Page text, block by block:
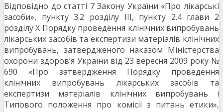
Відповідно до статті 7 Закону України «Про лікарські
засоби», пункту 3.2 розділу ІІІ, пункту 2.4 глави 2
розділу Х Порядку проведення клінічних випробувань
лікарських засобів та експертизи матеріалів клінічних
випробувань, затвердженого наказом Міністерства
охорони здоров’я України від 23 вересня 2009 року №
690 «Про затвердження Порядку проведення
клінічних випробувань лікарських засобів та
експертизи матеріалів клінічних випробувань і
Типового положення про комісії з питань етики»,